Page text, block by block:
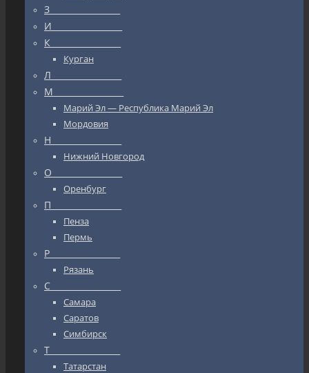
З_________________
И_________________
К_________________
Курган
Л_________________
М_________________
Марий Эл — Республика Марий Эл
Мордовия
Н_________________
Нижний Новгород
О_________________
Оренбург
П_________________
Пенза
Пермь
Р_________________
Рязань
С_________________
Самара
Саратов
Симбирск
Т_________________
Татарстан